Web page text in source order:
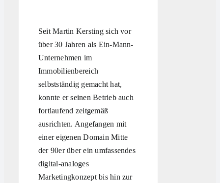
Seit Martin Kersting sich vor
über 30 Jahren als Ein-Mann-
Unternehmen im
Immobilienbereich
selbstständig gemacht hat,
konnte er seinen Betrieb auch
fortlaufend zeitgemäß
ausrichten. Angefangen mit
einer eigenen Domain Mitte
der 90er über ein umfassendes
digital-analoges
Marketingkonzept bis hin zur